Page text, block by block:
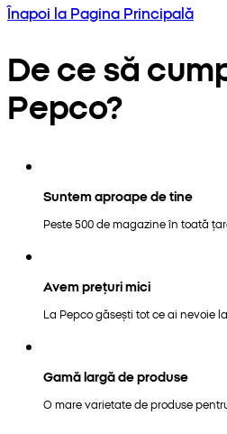
Înapoi la Pagina Principală
De ce să
Pepco?
Suntem aproape de tine
Peste 500 de magazine în toată
Avem prețuri mici
La Pepco găsești tot ce ai nevoie
Gamă largă de produse
O mare varietate de produse